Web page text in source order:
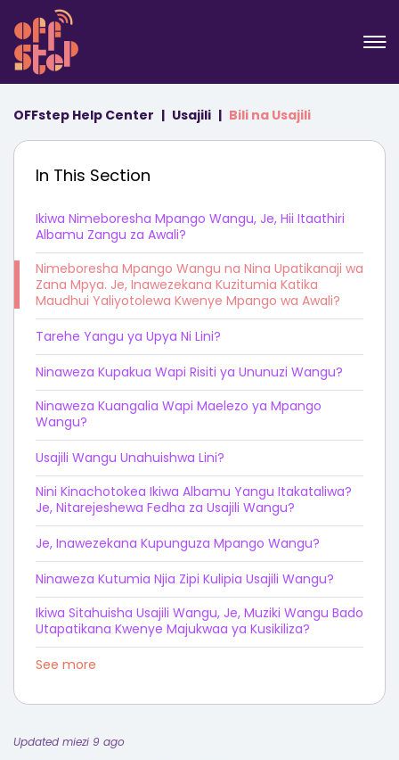
OFFstep Help Center Usajili Bili na Usajili
In This Section
Ikiwa Nimeboresha Mpango Wangu, Je, Hii Itaathiri
Albamu Zangu za Awali?
Nimeboresha Mpango Wangu na Nina Upatikanaji wa
Zana Mpya. Je, Inawezekana Kuzitumia Katika
Maudhui Yaliyotolewa Kwenye Mpango wa Awali?
Tarehe Yangu ya Upya Ni Lini?
Ninaweza Kupakua Wapi Risiti ya Ununuzi Wangu?
Ninaweza Kuangalia Wapi Maelezo ya Mpango
Wangu?
Usajili Wangu Unahuishwa Lini?
Nini Kinachotokea Ikiwa Albamu Yangu Itakataliwa?
Je, Nitarejeshewa Fedha za Usajili Wangu?
Je, Inawezekana Kupunguza Mpango Wangu?
Ninaweza Kutumia Njia Zipi Kulipia Usajili Wangu?
Ikiwa Sitahuisha Usajili Wangu, Je, Muziki Wangu Bado
Utapatikana Kwenye Majukwaa ya Kusikiliza?
See more
Updated miezi 9 ago